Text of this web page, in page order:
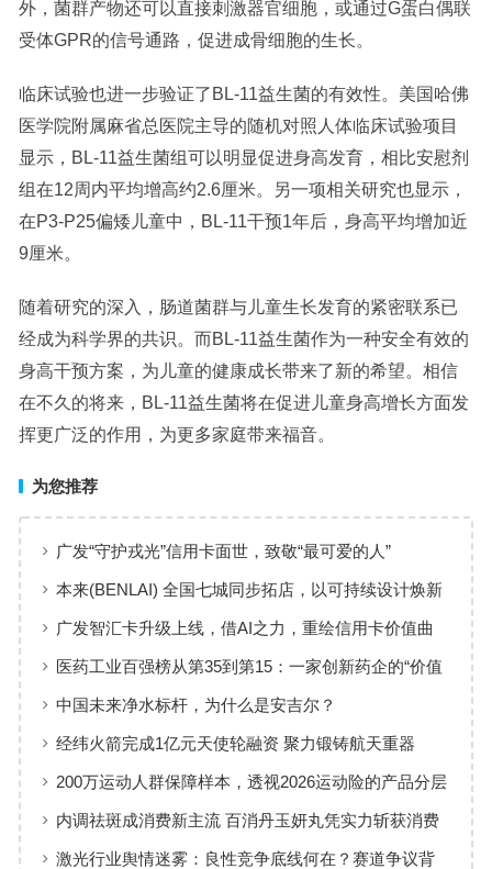
外，菌群产物还可以直接刺激器官细胞，或通过G蛋白偶联
受体GPR的信号通路，促进成骨细胞的生长。
临床试验也进一步验证了BL-11益生菌的有效性。美国哈佛
医学院附属麻省总医院主导的随机对照人体临床试验项目
显示，BL-11益生菌组可以明显促进身高发育，相比安慰剂
组在12周内平均增高约2.6厘米。另一项相关研究也显示，
在P3-P25偏矮儿童中，BL-11干预1年后，身高平均增加近
9厘米。
随着研究的深入，肠道菌群与儿童生长发育的紧密联系已
经成为科学界的共识。而BL-11益生菌作为一种安全有效的
身高干预方案，为儿童的健康成长带来了新的希望。相信
在不久的将来，BL-11益生菌将在促进儿童身高增长方面发
挥更广泛的作用，为更多家庭带来福音。
为您推荐
广发“守护戎光”信用卡面世，致敬“最可爱的人”
本来(BENLAI) 全国七城同步拓店，以可持续设计焕新
品牌体验
广发智汇卡升级上线，借AI之力，重绘信用卡价值曲
线
医药工业百强榜从第35到第15：一家创新药企的“价值
增长”样本
中国未来净水标杆，为什么是安吉尔？
经纬火箭完成1亿元天使轮融资 聚力锻铸航天重器
200万运动人群保障样本，透视2026运动险的产品分层
与适配逻辑
内调祛斑成消费新主流 百消丹玉妍丸凭实力斩获消费
者认可
激光行业舆情迷雾：良性竞争底线何在？赛道争议背